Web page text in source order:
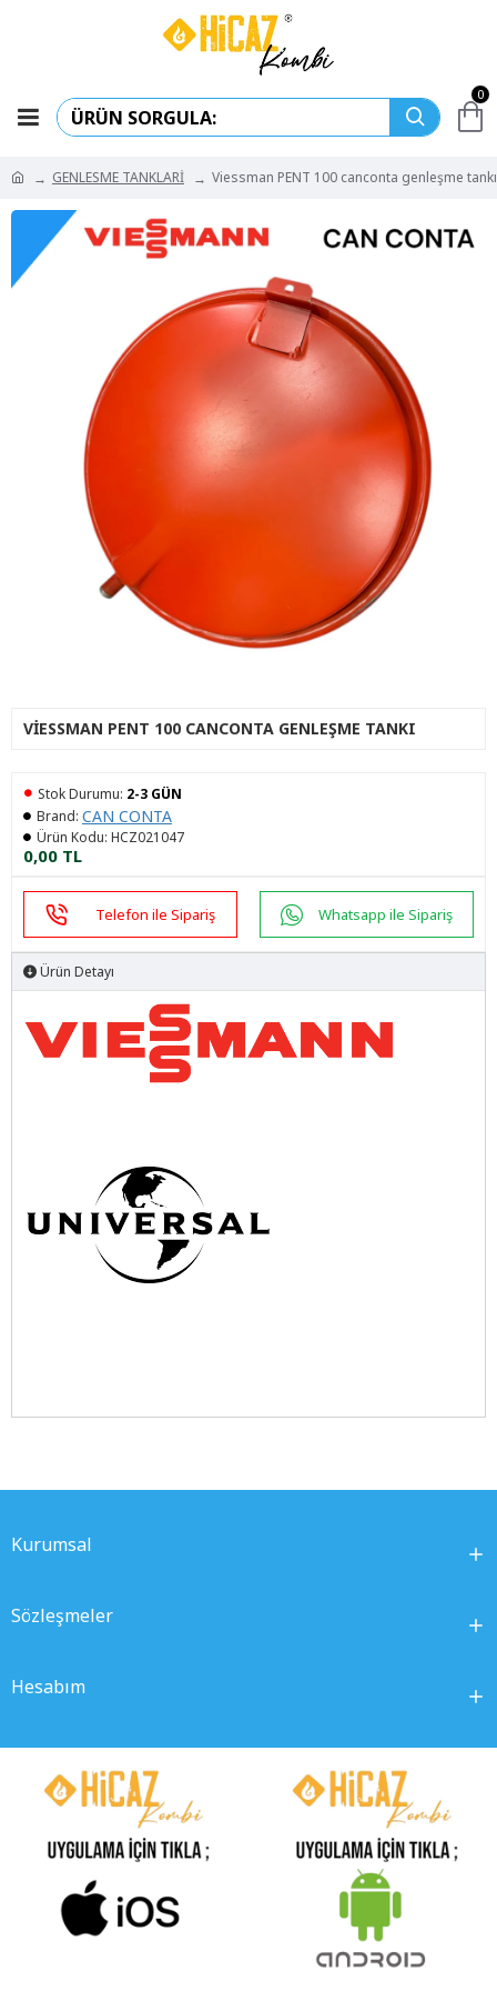
0
GENLESME TANKLARİ Viessman PENT 100 canconta genleşme tankı
VIESSMAN PENT 100 CANCONTA GENLEŞME TANKI
0,00 TL
Stok Durumu: 2-3 GÜN
Brand: CAN CONTA
Ürün Kodu: HCZ021047
Telefon ile Sipariş Whatsapp ile Sipariş
Ürün Detayı
Kurumsal
Sözleşmeler
Hesabım